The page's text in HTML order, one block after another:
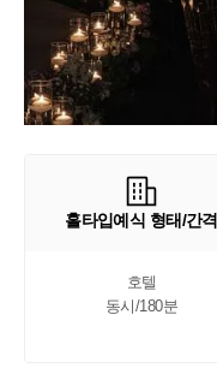
홀타입예식 형태/간격
호텔
동시/180분